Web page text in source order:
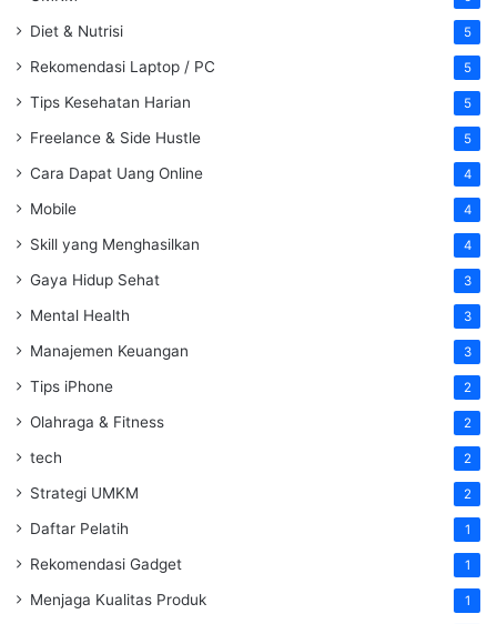
Diet & Nutrisi 5
Rekomendasi Laptop / PC 5
Tips Kesehatan Harian 5
Freelance & Side Hustle 5
Cara Dapat Uang Online 4
Mobile 4
Skill yang Menghasilkan 4
Gaya Hidup Sehat 3
Mental Health 3
Manajemen Keuangan 3
Tips iPhone 2
Olahraga & Fitness 2
tech 2
Strategi UMKM 2
Daftar Pelatih 1
Rekomendasi Gadget 1
Menjaga Kualitas Produk 1